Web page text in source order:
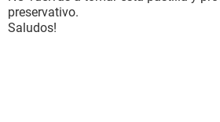
preservativo.
Saludos!